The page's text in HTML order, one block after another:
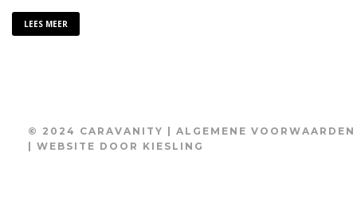
LEES MEER
© 2024 CARAVANITY | ALGEMENE VOORWAARDEN
| WEBSITE DOOR KIESLING